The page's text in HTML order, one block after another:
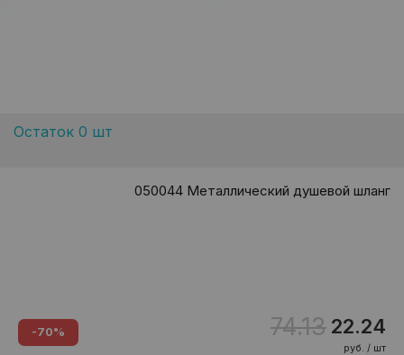
Остаток 0 шт
050044 Металлический душевой шланг
-70% 74.13 22.24
руб. / шт